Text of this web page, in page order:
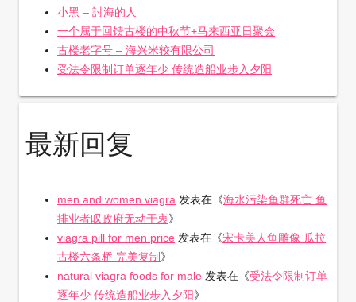
小黑 – 討海的人
一个属于回馈古楼的中秋节+马来西亚日聚会
古楼老字号 – 海兴米较有限公司
受法令限制订单逐年少 传统造船业步入夕阳
最新回复
men and women viagra 发表在《海水污染鱼群死亡 鱼
排业者叹政府无动于衷》
viagra pill for men price 发表在《宋卡美人鱼雕像 瓜拉
古楼六条桥 完美复制 》
natural viagra foods for male 发表在《受法令限制订单
逐年少 传统造船业步入夕阳》